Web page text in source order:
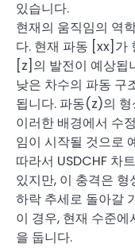
있습니다.
현재의 움직임의 역
다. 현재 파동 [xx]가
[z]의 발전이 예상됩
낮은 차수의 파동 구
됩니다. 파동(z)의
이러한 배경에서 수
임이 시작될 것으로
따라서 USDCHF 차
있지만, 이 충격은
하락 추세로 돌아갈
이 경우, 현재 수준
을 둡니다.